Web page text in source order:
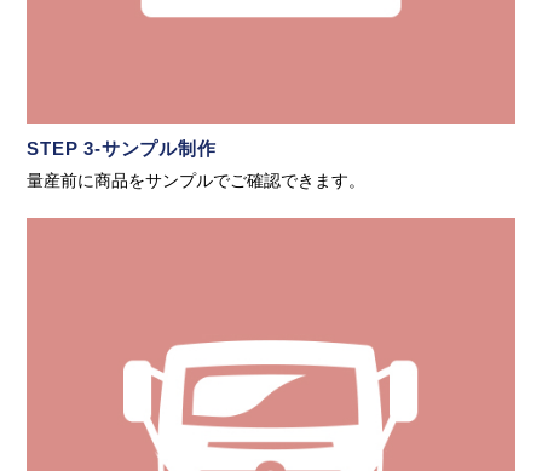
STEP 3-サンプル制作
量産前に商品をサンプルでご確認できます。